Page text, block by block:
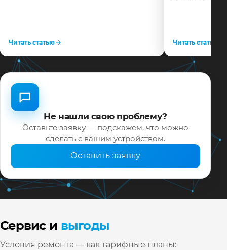
Читать статью Читать статью
Не нашли свою проблему?
Оставьте заявку — подскажем, что можно
сделать с вашим устройством.
Оставить заявку
Сервис и выгоды
Условия ремонта — как тарифные планы: